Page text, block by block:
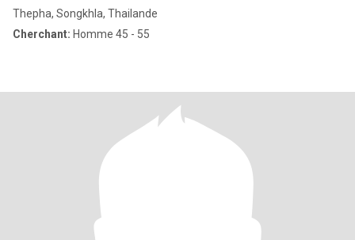
Thepha, Songkhla, Thailande
Cherchant: Homme 45 - 55